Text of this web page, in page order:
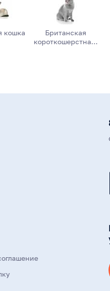
кошка
Британская
короткошерстна…